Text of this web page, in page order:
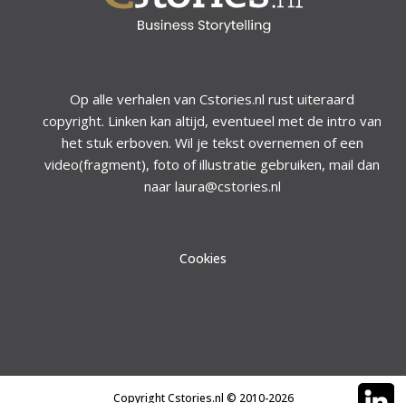
Op alle verhalen van Cstories.nl rust uiteraard
copyright. Linken kan altijd, eventueel met de intro van
het stuk erboven. Wil je tekst overnemen of een
video(fragment), foto of illustratie gebruiken, mail dan
naar laura@cstories.nl
Cookies
Copyright Cstories.nl © 2010-2026